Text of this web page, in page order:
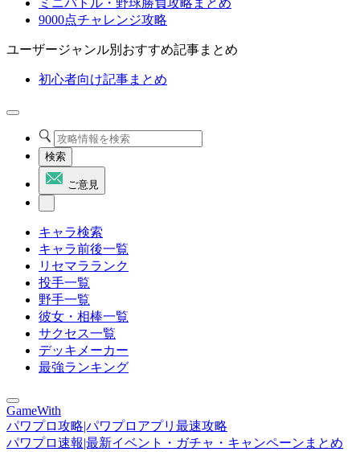
ミニバトル・野球勝負攻略まとめ
9000点チャレンジ攻略
ユーザージャンル別おすすめ記事まとめ
初心者向け記事まとめ
検索
ご意見
キャラ検索
キャラ前後一覧
リセマラランク
投手一覧
野手一覧
彼女・相棒一覧
サクセス一覧
デッキメーカー
最強ランキング
GameWith
パワプロ攻略|パワプロアプリ最速攻略
パワプロ速報|最新イベント・ガチャ・キャンペーンまとめ